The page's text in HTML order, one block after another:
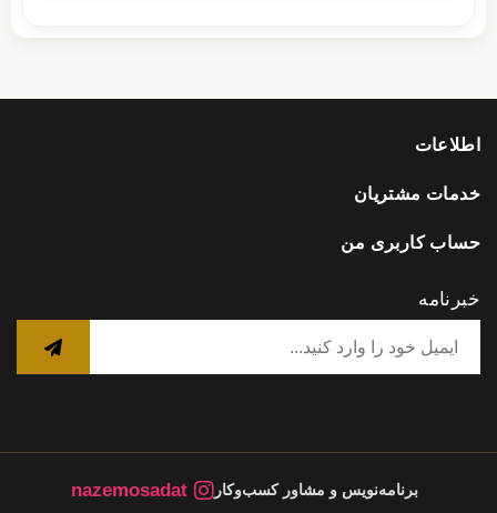
اطلاعات
خدمات مشتریان
حساب کاربری من
خبرنامه
برنامه‌نویس و مشاور کسب‌وکار nazemosadat